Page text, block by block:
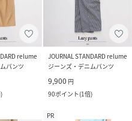
relume
パンツ
)
JOURNAL STANDARD relume
ジーンズ・デニムパンツ
9,900 円
90ポイント(1倍)
PR